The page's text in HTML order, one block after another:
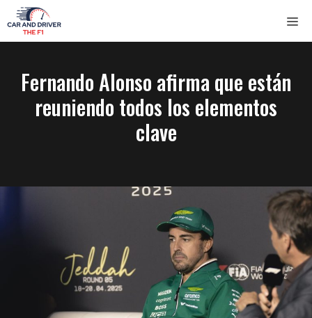
Saltar
al
contenido
Fernando Alonso afirma que están
reuniendo todos los elementos
clave